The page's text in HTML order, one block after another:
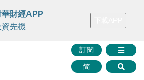
FINMETA 財華證券 媒體矩陣
訂閱
简
財經APP
先機